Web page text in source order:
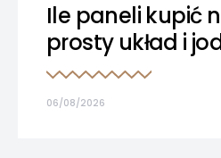
Ile paneli kupić
prosty układ i
06/08/2026